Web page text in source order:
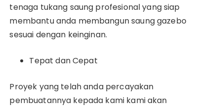
tenaga tukang saung profesional yang siap
membantu anda membangun saung gazebo
sesuai dengan keinginan.
Tepat dan Cepat
Proyek yang telah anda percayakan
pembuatannya kepada kami kami akan